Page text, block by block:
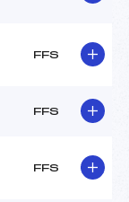
FFS
FFS
FFS